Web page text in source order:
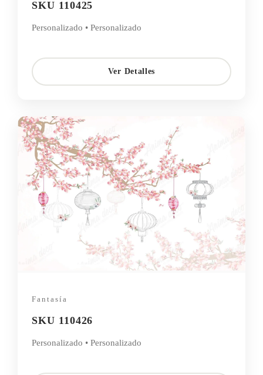
SKU 110425
Personalizado • Personalizado
Ver Detalles
Fantasía
SKU 110426
Personalizado • Personalizado